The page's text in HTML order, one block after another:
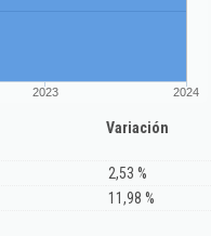
2023 2024
Variación
2,53 %
11,98 %